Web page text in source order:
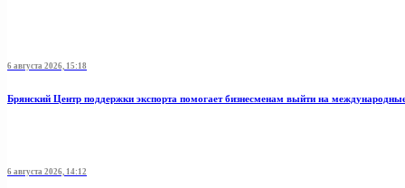
6 августа 2026, 15:18
Брянский Центр поддержки экспорта помогает бизнесменам выйти на
6 августа 2026, 14:12